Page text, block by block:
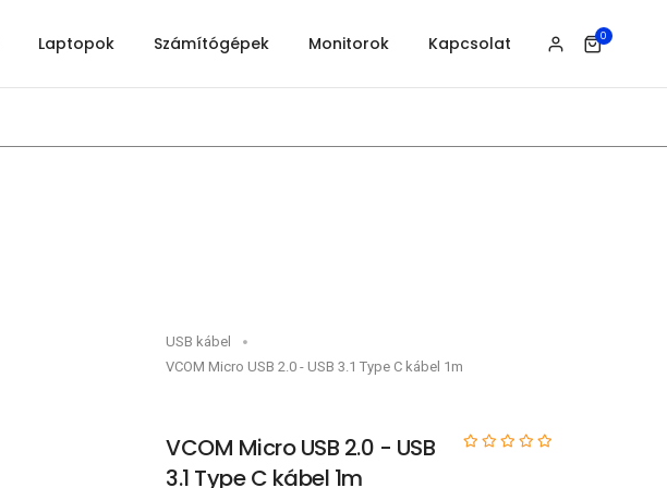
Laptopok Számítógépek Monitorok Kapcsolat 0
USB kábel
VCOM Micro USB 2.0 - USB 3.1 Type C kábel 1m
VCOM Micro USB 2.0 - USB
3.1 Type C kábel 1m